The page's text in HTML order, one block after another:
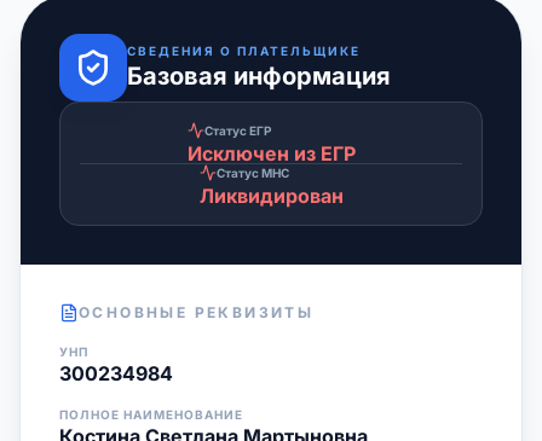
СВЕДЕНИЯ О ПЛАТЕЛЬЩИКЕ
Базовая информация
Статус ЕГР
Исключен из ЕГР
Статус МНС
Ликвидирован
ОСНОВНЫЕ РЕКВИЗИТЫ
УНП
300234984
ПОЛНОЕ НАИМЕНОВАНИЕ
Костина Светлана Мартыновна